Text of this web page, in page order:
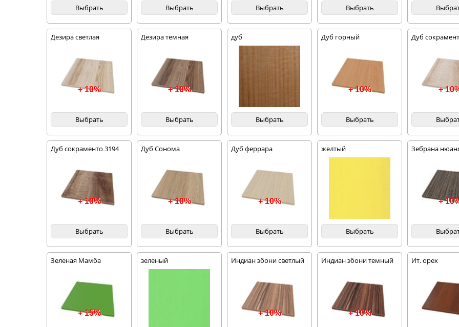
Выбрать Выбрать Выбрать Выбрать
Дезира светлая
+ 10%
Выбрать
Дезира темная
+ 10%
Выбрать
дуб
Выбрать
Дуб горный
+ 10%
Выбрать
Дуб
+
Дуб сокраменто 3194
+ 10%
Выбрать
Дуб Сонома
+ 10%
Выбрать
Дуб феррара
+ 10%
Выбрать
желтый
Выбрать
Зебрана
+
Зеленая Мамба
+ 15%
зеленый Индиан эбони светлый
+ 10%
Индиан эбони темный
+ 10%
Ит. орех